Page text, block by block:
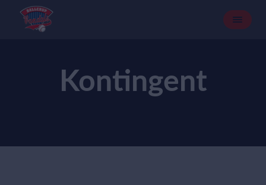
Kontingent